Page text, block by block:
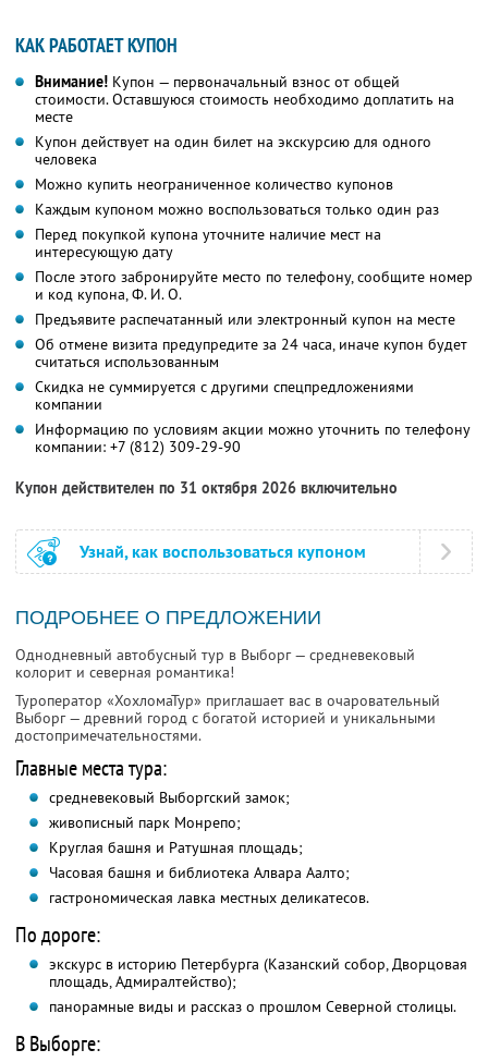
КАК РАБОТАЕТ КУПОН
Внимание! Купон — первоначальный взнос от общей
стоимости. Оставшуюся стоимость необходимо доплатить на
месте
Купон действует на один билет на экскурсию для одного
человека
Можно купить неограниченное количество купонов
Каждым купоном можно воспользоваться только один раз
Перед покупкой купона уточните наличие мест на
интересующую дату
После этого забронируйте место по телефону, сообщите номер
и код купона,Ф. И. О.
Предъявите распечатанный или электронный купон на месте
Об отмене визита предупредите за 24 часа, иначе купон будет
считаться использованным
Скидка не суммируется с другими спецпредложениями
компании
Информацию по условиям акции можно уточнить по телефону
компании: +7 (812) 309-29-90
Купон действителен по 31 октября 2026 включительно
Узнай, как воспользоваться купоном
ПОДРОБНЕЕ О ПРЕДЛОЖЕНИИ
Однодневный автобусный тур в Выборг — средневековый
колорит и северная романтика!
Туроператор «ХохломаТур» приглашает вас в очаровательный
Выборг — древний город с богатой историей и уникальными
достопримечательностями.
Главные места тура:
средневековый Выборгский замок;
живописный парк Монрепо;
Круглая башня и Ратушная площадь;
Часовая башня и библиотека Алвара Аалто;
гастрономическая лавка местных деликатесов.
По дороге:
экскурс в историю Петербурга (Казанский собор, Дворцовая
площадь, Адмиралтейство);
панорамные виды и рассказ о прошлом Северной столицы.
В Выборге: